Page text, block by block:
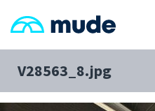
V28563_8.jpg